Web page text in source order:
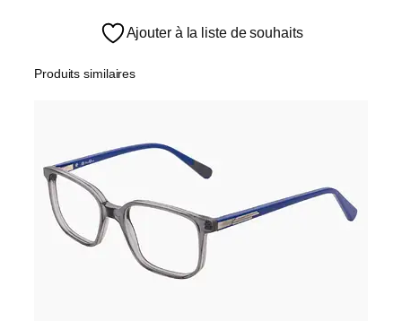
Ajouter à la liste de souhaits
Produits similaires